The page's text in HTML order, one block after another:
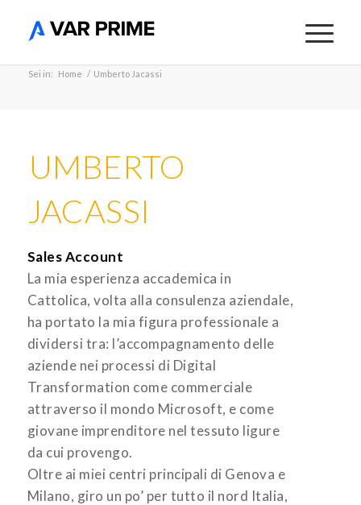
Sei in: Home / Umberto Jacassi
UMBERTO
JACASSI
Sales Account
La mia esperienza accademica in
Cattolica, volta alla consulenza aziendale,
ha portato la mia figura professionale a
dividersi tra: l’accompagnamento delle
aziende nei processi di Digital
Transformation come commerciale
attraverso il mondo Microsoft, e come
giovane imprenditore nel tessuto ligure
da cui provengo.
Oltre ai miei centri principali di Genova e
Milano, giro un po’ per tutto il nord Italia,